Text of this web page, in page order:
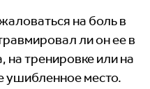
на боль в
ли он ее в
тренировке или на
ушибленное место.